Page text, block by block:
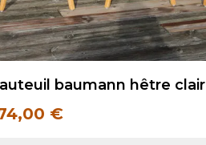
baumann hêtre clair
€